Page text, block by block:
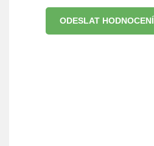
ODESLAT HODNOCENÍ